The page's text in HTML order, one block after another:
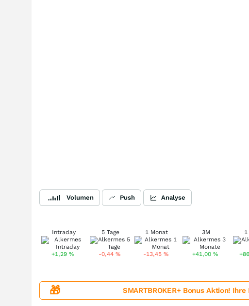
Volumen Push Analyse
Intraday
+1,29%
5 Tage
-0,44 %
1 Monat
-13,45 %
3M
+41,00 %
🎁 SMARTBROKER+ Bonus Aktion!